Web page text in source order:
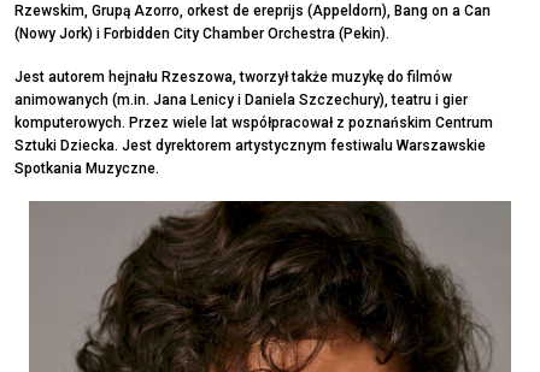
Rzewskim, Grupą Azorro, orkest de ereprijs (Appeldorn), Bang on a Can
(Nowy Jork) i Forbidden City Chamber Orchestra (Pekin).
Jest autorem hejnału Rzeszowa, tworzył także muzykę do filmów
animowanych (m.in. Jana Lenicy i Daniela Szczechury), teatru i gier
komputerowych. Przez wiele lat współpracował z poznańskim Centrum
Sztuki Dziecka. Jest dyrektorem artystycznym festiwalu Warszawskie
Spotkania Muzyczne.